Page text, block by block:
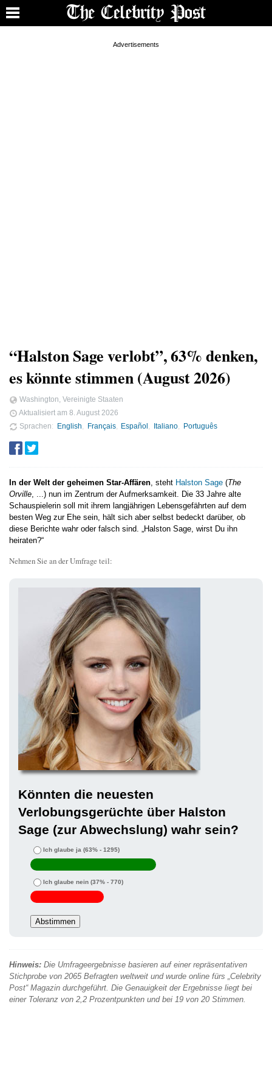
“Halston Sage verlobt”, 63% denken,
es könnte stimmen (August 2026)
Washington, Vereinigte Staaten
Aktualisiert am 8. August 2026
Sprachen
English Français Español Italiano Português
In der Welt der geheimen Star-Affären, steht Halston Sage (The
Orville, ...) nun im Zentrum der Aufmerksamkeit. Die 33 Jahre alte
Schauspielerin soll mit ihrem langjährigen Lebensgefährten auf dem
besten Weg zur Ehe sein, hält sich aber selbst bedeckt darüber, ob
diese Berichte wahr oder falsch sind. „Halston Sage, wirst Du ihn
heiraten?“
Nehmen Sie an der Umfrage teil:
Könnten die neuesten
Verlobungsgerüchte über Halston
Sage (zur Abwechslung) wahr sein?
Ich glaube ja (63% - 1295)
Ich glaube nein (37% - 770)
Hinweis: Die Umfrageergebnisse basieren auf einer repräsentativen
Stichprobe von 2065 Befragten weltweit und wurde online fürs „Celebrity
Post“ Magazin durchgeführt. Die Genauigkeit der Ergebnisse liegt bei
einer Toleranz von 2,2 Prozentpunkten und bei 19 von 20 Stimmen.